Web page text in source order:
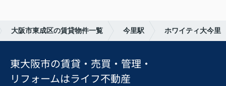
大阪市東成区の賃貸物件一覧 今里駅 ホワイティ大今里
東大阪市の賃貸・売買・管理・
リフォームはライフ不動産